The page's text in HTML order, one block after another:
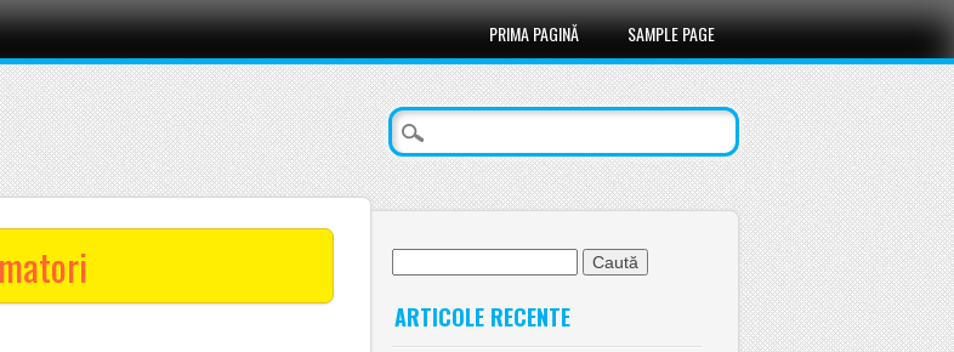
PRIMA PAGINĂ SAMPLE PAGE
ARTICOLE RECENTE